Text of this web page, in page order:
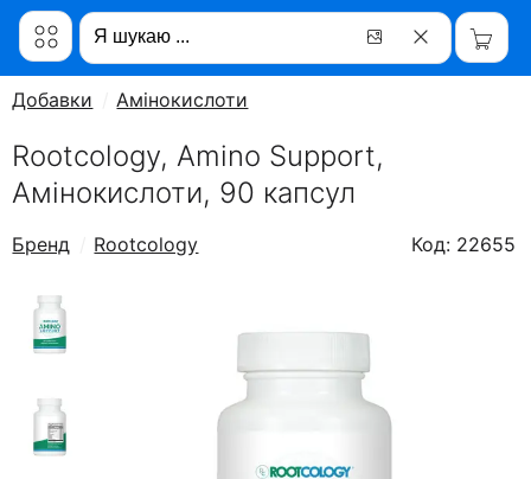
Добавки Амінокислоти
Rootcology, Amino Support,
Амінокислоти, 90 капсул
Бренд Rootcology Код: 22655